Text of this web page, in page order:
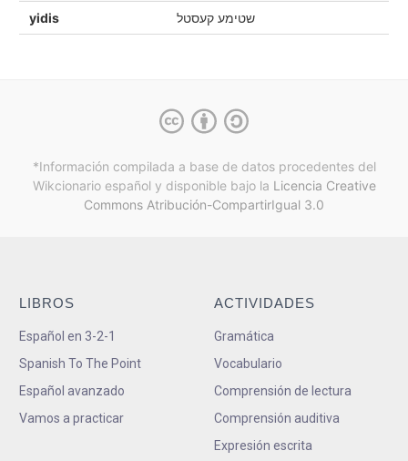
yidis שטימע קעסטל
*Información compilada a base de datos procedentes del
Wikcionario español y disponible bajo la Licencia Creative
Commons Atribución-CompartirIgual 3.0
LIBROS
Español en 3-2-1
Spanish To The Point
Español avanzado
Vamos a practicar
ACTIVIDADES
Gramática
Vocabulario
Comprensión de lectura
Comprensión auditiva
Expresión escrita